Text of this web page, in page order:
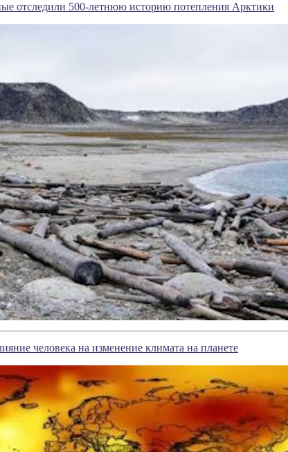
отследили 500-летнюю историю потепления Арктики
человека на изменение климата на планете